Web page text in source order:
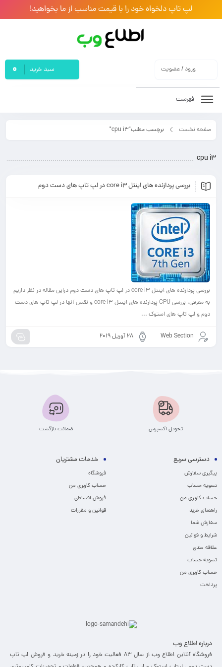
لپ تاپ دلخواه خود را با قیمت مناسب از ما بخواهید!
ورود / عضویت سبد خرید 0
فهرست
صفحه نخست برچسب مطلب"cpu i3"
cpu i3
بررسی پردازنده های اینتل core i3 در لپ تاپ های دست دوم
بررسی پردازنده های اینتل core i3 در لپ تاپ های دست دوم دراین مقاله در نظر داریم
به معرفی، بررسی CPU پردازنده های اینتل core i3 و نقش آنها در لپ تاپ های دست
دوم و لپ تاپ های استوک ...
Web Section 28 آوریل 2019
تحویل اکسپرس ضمانت بازگشت
دسترسی سریع
پیگیری سفارش
تسویه حساب
حساب کاربری من
راهنمای خرید
سفارش شما
شرایط و قوانین
علاقه مندی
تسویه حساب
حساب کاربری من
پرداخت
خدمات مشتریان
فروشگاه
حساب کاربری من
فروش اقساطی
قوانین و مقررات
درباره اطلاع وب
فروشگاه آنلاین اطلاع وب از سال 83 فعالیت خود را در زمینه خرید و فروش لپ تاپ